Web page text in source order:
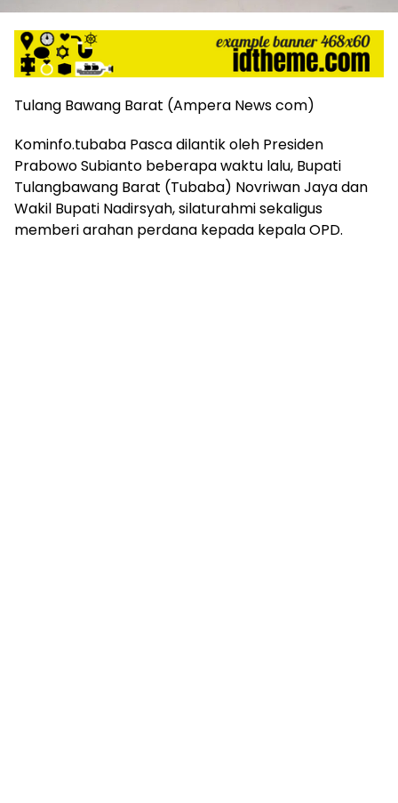
mengandung
unsur
edukasi,
gaya
hiburan,
dari
SARA,
narkoba
dan
berita
asusila
Tulang Bawang Barat (Ampera News com)
Kominfo.tubaba Pasca dilantik oleh Presiden
Prabowo Subianto beberapa waktu lalu, Bupati
Tulangbawang Barat (Tubaba) Novriwan Jaya dan
Wakil Bupati Nadirsyah, silaturahmi sekaligus
memberi arahan perdana kepada kepala OPD.